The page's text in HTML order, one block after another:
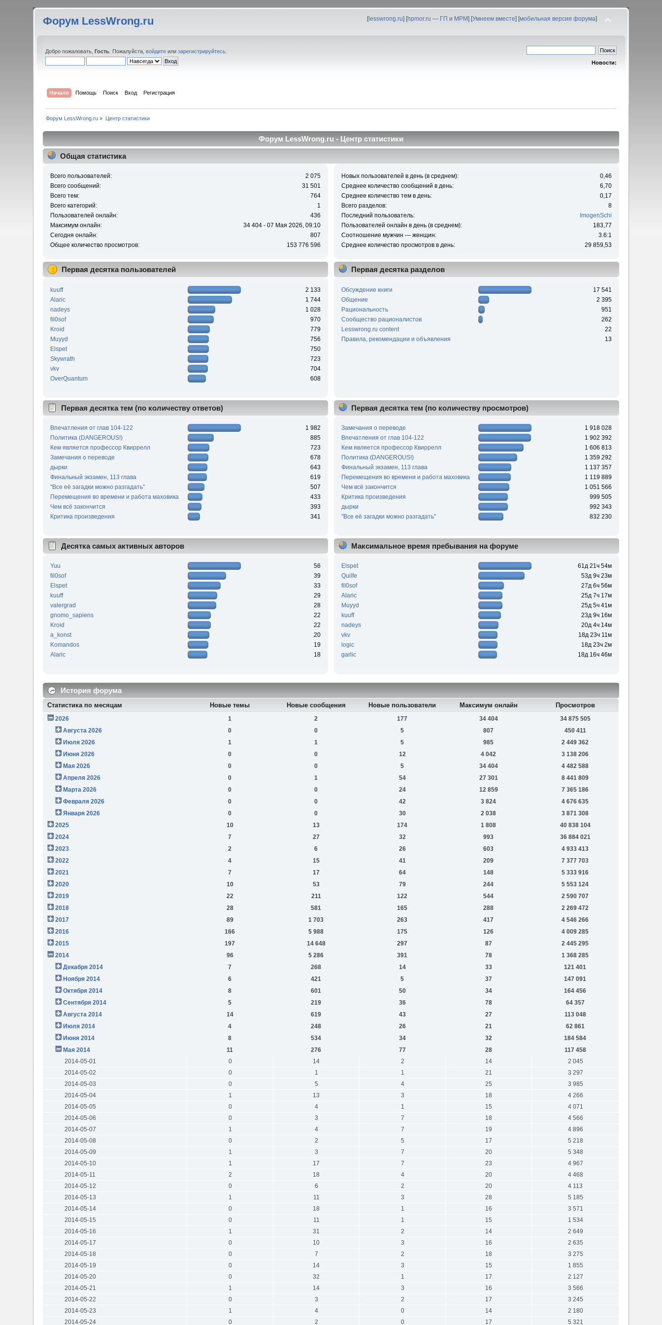
Форум LessWrong.ru [lesswrong.ru] [hpmor.ru — ГП и МРМ] [Умнеем вместе] [мобильная версия форума]
Добро пожаловать,Гость . Пожалуйста,войдите илизарегистрируйтесь
Новости:
Начало Помощь Поиск Вход Регистрация
Форум LessWrong.ru » Центр статистики
Форум LessWrong.ru - Центр статистики
Общая статистика
Всего пользователей:
2 075
Всего сообщений:
31 501
Всего тем:
764
Всего категорий:
1
Пользователей онлайн:
436
Максимум онлайн:
34 404 - 07 Мая 2026, 09:10
Сегодня онлайн:
807
Общее количество просмотров:
153 776 596
Новых пользователей в день (в среднем):
0,46
Среднее количество сообщений в день:
6,70
Среднее количество тем в день:
0,17
Всего разделов:
8
Последний пользователь:
ImogenSchi
Пользователей онлайн в день (в среднем):
183,77
Соотношение мужчин — женщин:
3.6:1
Среднее количество просмотров в день:
29 859,53
Первая десятка пользователей
kuuff
2 133
Alaric
1 744
nadeys
1 028
fil0sof
970
Kroid
779
Muyyd
756
Elspet
750
Skywrath
723
vkv
704
OverQuantum
608
Первая десятка разделов
Обсуждение книги
17 541
Общение
2 395
Рациональность
951
Сообщество рационалистов
262
Lesswrong.ru content
22
Правила, рекомендации и объявления
13
Первая десятка тем (по количеству ответов)
Впечатления от глав 104-122
1 982
Политика (DANGEROUS!)
885
Кем является профессор Квиррелл
723
Замечания о переводе
678
дырки
643
Финальный экзамен, 113 глава
619
"Все её загадки можно разгадать"
507
Перемещения во времени и работа маховика
433
Чем всё закончится
393
Критика произведения
341
Первая десятка тем (по количеству просмотров)
Замечания о переводе
1 918 028
Впечатления от глав 104-122
1 902 392
Кем является профессор Квиррелл
1 606 813
Политика (DANGEROUS!)
1 359 292
Финальный экзамен, 113 глава
1 137 357
Перемещения во времени и работа маховика
1 119 889
Чем всё закончится
1 051 566
Критика произведения
999 505
дырки
992 343
"Все её загадки можно разгадать"
832 230
Десятка самых активных авторов
Yuu
56
fil0sof
39
Elspet
33
kuuff
29
valergrad
28
gnomo_sapiens
22
Kroid
22
a_konst
20
Komandos
19
Alaric
18
Максимальное время пребывания на форуме
Elspet
61д 21ч 54м
Quilfe
53д 9ч 23м
fil0sof
27д 6ч 56м
Alaric
25д 7ч 17м
Muyyd
25д 5ч 41м
kuuff
23д 9ч 16м
nadeys
20д 4ч 14м
vkv
18д 23ч 11м
logic
18д 23ч 2м
garlic
18д 16ч 46м
История форума
Статистика по месяцам Новые темы Новые сообщения Новые пользователи Максимум онлайн Просмотров
2026 1 2 177 34 404
34 875 505
Августа 2026
0 0 5 807
450 411
Июля 2026
1 1 5 985
2 449 362
Июня 2026
0 0 12 4 042
3 138 206
Мая 2026
0 0 5 34 404
4 482 588
Апреля 2026
0 1 54 27 301
8 441 809
Марта 2026
0 0 24 12 859
7 365 186
Февраля 2026
0 0 42 3 824
4 676 635
Января 2026
0 0 30 2 038
3 871 308
2025
10 13 174 1 808
40 838 104
2024
7 27 32 993
36 884 021
2023
2 6 26 603
4 933 413
2022
4 15 41 209
7 377 703
2021
7 17 64 148
5 333 916
2020
10 53 79 244
5 553 124
2019
22 211 122 544
2 590 707
2018
28 581 165 288
2 269 472
2017
89 1 703 263 417
4 546 266
2016
166 5 988 175 126
4 009 285
2015
197 14 648 297 87
2 445 295
2014
96 5 286 391 78
1 368 285
Декабря 2014
7 268 14 33
121 401
Ноября 2014
6 421 5 37
147 091
Октября 2014
8 601 50 34
164 456
Сентября 2014
5 219 36 78
64 357
Августа 2014
14 619 43 27
113 048
Июля 2014
4 248 26 21
62 861
Июня 2014
8 534 34 32
184 584
Мая 2014
11 276 77 28
117 458
2014-05-01
0 14 2 14
2 045
2014-05-02
0 1 1 21
3 297
2014-05-03
0 5 4 25
3 985
2014-05-04
1 13 3 18
4 266
2014-05-05
0 4 1 15
4 071
2014-05-06
0 3 7 18
4 566
2014-05-07
1 4 7 19
4 896
2014-05-08
0 2 5 17
5 218
2014-05-09
1 3 7 20
5 348
2014-05-10
1 17 7 23
4 967
2014-05-11
2 18 4 20
4 468
2014-05-12
0 6 2 20
4 113
2014-05-13
1 11 3 28
5 185
2014-05-14
0 18 1 16
3 571
2014-05-15
0 11 1 15
1 534
2014-05-16
1 31 2 14
2 649
2014-05-17
0 10 3 16
2 635
2014-05-18
0 7 2 18
3 275
2014-05-19
0 14 3 15
1 855
2014-05-20
0 32 1 17
2 127
2014-05-21
1 14 3 16
3 566
2014-05-22
0 3 2 17
3 245
2014-05-23
1 4 0 14
2 180
2014-05-24
0 2 0 17 5 321